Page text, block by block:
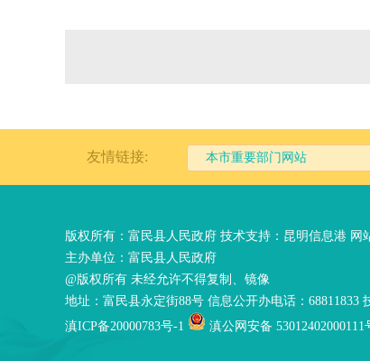
友情链接: 本市重要部门网站
版权所有：富民县人民政府 技术支持： 昆明信息港 网
主办单位：富民县人民政府
@版权所有 未经允许不得复制、镜像
地址：富民县永定街88号 信息公开办电话：68811833
滇ICP备20000783号-1
滇公网安备 53012402000111